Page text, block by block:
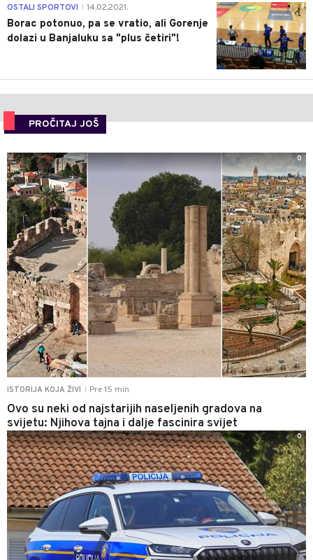
3
OSTALI SPORTOVI 14.02.2021.
Borac potonuo, pa se vratio, ali Gorenje
dolazi u Banjaluku sa "plus četiri"!
PROČITAJ JOŠ
ISTORIJA KOJA ŽIVI Pre 15 min
Ovo su neki od najstarijih naseljenih gradova na
svijetu: Njihova tajna i dalje fascinira svijet
0
0